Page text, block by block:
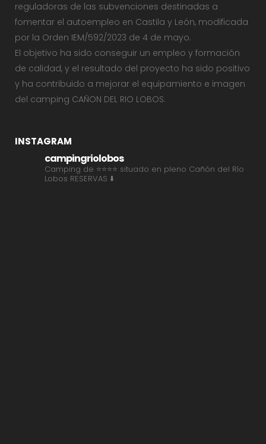
reguladoras de las subvenciones destinadas a
fomentar el autoempleo en Castila y León, modificada
por la Orden IEM/592/2023 de 4 de mayo.
El objetivo ha sido conseguir un empleo y formación
de calidad, y el resultado del proyecto ha sido positivo
y ha contribuido a mejorar el equipamiento e imagen
del camping CAÑON DEL RIO LOBOS.
INSTAGRAM
campingriolobos
Camping de ⭐⭐⭐⭐ situado en pleno Cañón del Río
Lobos RESERVAS ⬇️